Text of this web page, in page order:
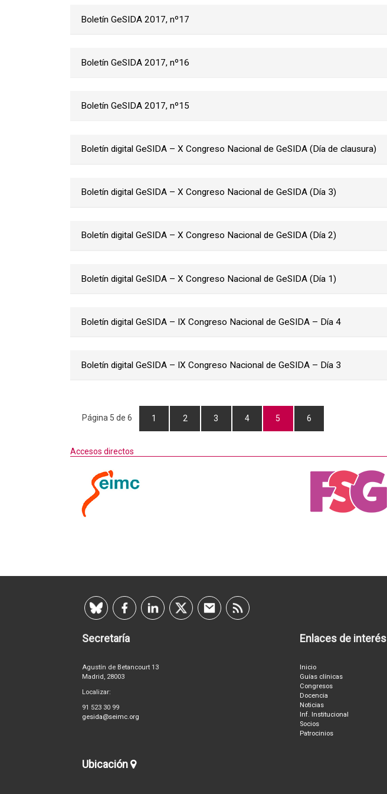
Boletín GeSIDA 2017, nº17
Boletín GeSIDA 2017, nº16
Boletín GeSIDA 2017, nº15
Boletín digital GeSIDA – X Congreso Nacional de GeSIDA (Día de clausura)
Boletín digital GeSIDA – X Congreso Nacional de GeSIDA (Día 3)
Boletín digital GeSIDA – X Congreso Nacional de GeSIDA (Día 2)
Boletín digital GeSIDA – X Congreso Nacional de GeSIDA (Día 1)
Boletín digital GeSIDA – IX Congreso Nacional de GeSIDA – Día 4
Boletín digital GeSIDA – IX Congreso Nacional de GeSIDA – Día 3
Página 5 de 6 1 2 3 4 5 6
Accesos directos
Secretaría
Agustín de Betancourt 13
Madrid, 28003
Localizar:
91 523 30 99
gesida@seimc.org
Enlaces de interés
Inicio
Guías clínicas
Congresos
Docencia
Noticias
Inf. Institucional
Socios
Patrocinios
Ubicación